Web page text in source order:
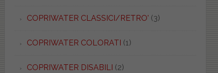
COPRIWATER CLASSICI/RETRO' (3)
COPRIWATER COLORATI (1)
COPRIWATER DISABILI (2)